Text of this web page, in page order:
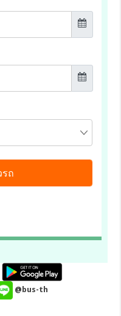
@bus-th